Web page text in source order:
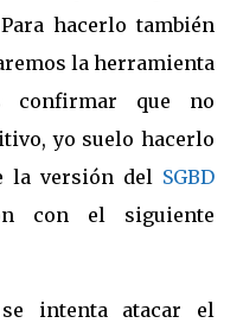
hacerlo también
la herramienta
confirmar que no
yo suelo hacerlo
la versión del SGBD
con el siguiente
intenta atacar el